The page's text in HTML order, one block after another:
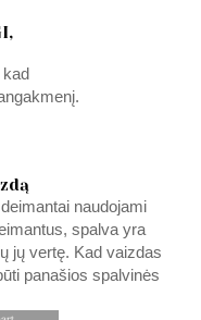
kad
naudojami
spalva yra
jų vertę. Kad vaizdas
panašios spalvinės